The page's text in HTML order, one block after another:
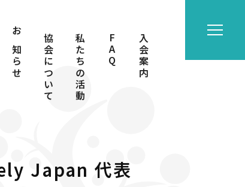
お知らせ 協会について 私たちの活動 FAQ 入会案内
Japan 代表